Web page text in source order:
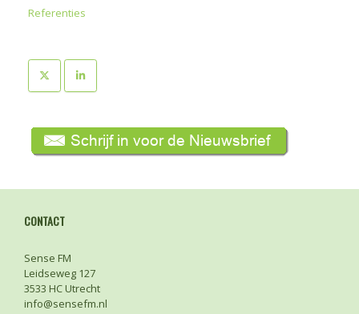
Referenties
CONTACT
Sense FM
Leidseweg 127
3533 HC Utrecht
info@sensefm.nl